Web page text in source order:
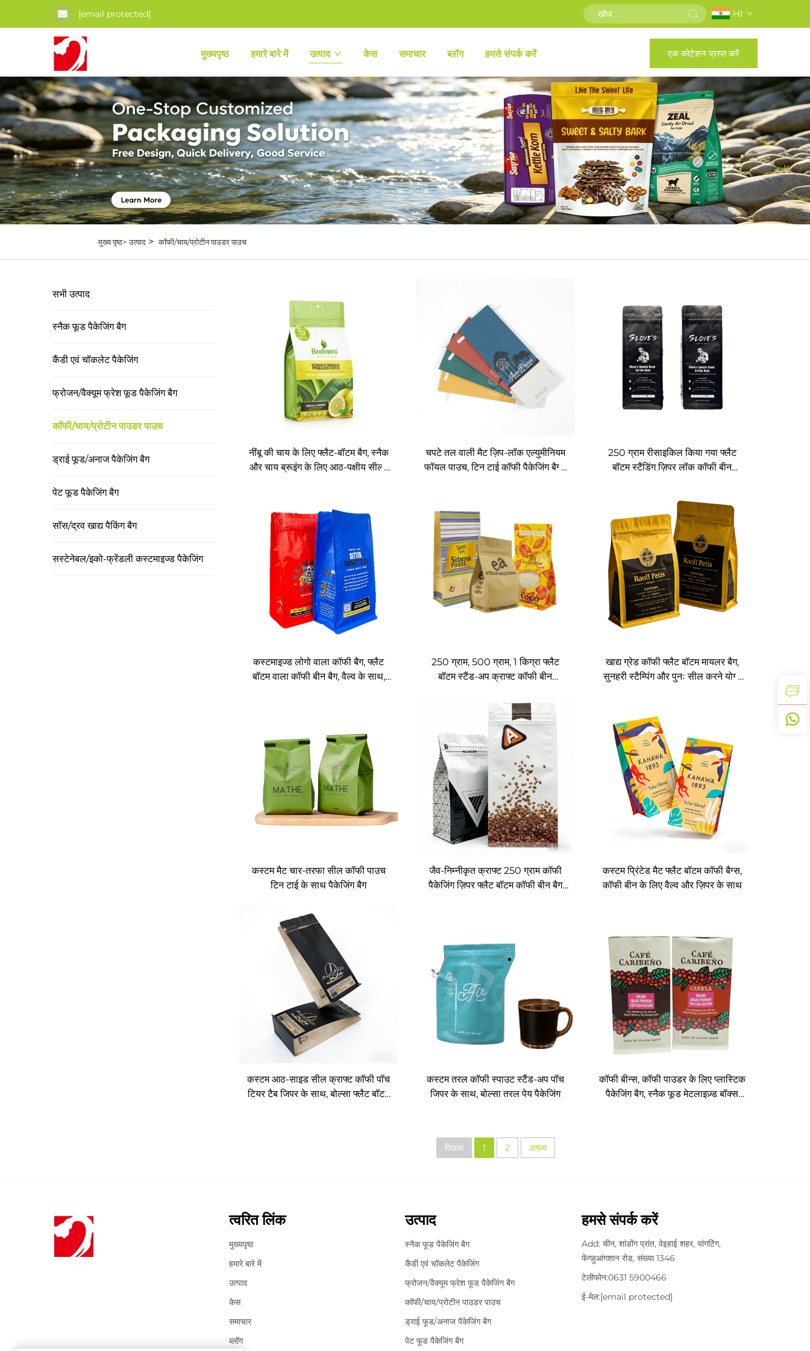
[email protected] HI
मुख्यपृष्ठ हमारे बारे में उत्पाद केस समाचार ब्लॉग हमसे संपर्क करें एक कोटेशन प्राप्त करें
मुख्य पृष्ठ> उत्पाद>कॉफी/चाय/प्रोटीन पाउडर पाउच
सभी उत्पाद
स्नैक फूड पैकेजिंग बैग
कैंडी एवं चॉकलेट पैकेजिंग
फ्रोजन/वैक्यूम फ्रेश फूड पैकेजिंग बैग
कॉफी/चाय/प्रोटीन पाउडर पाउच
ड्राई फूड/अनाज पैकेजिंग बैग
पेट फूड पैकेजिंग बैग
सॉस/द्रव खाद्य पैकिंग बैग
सस्टेनेबल/इको-फ्रेंडली कस्टमाइज्ड पैकेजिंग
नींबू की चाय के लिए फ्लैट-बॉटम बैग, स्नैक
और चाय ब्रूइंग के लिए आठ-पक्षीय सील्ड
चपटे तल वाली मैट ज़िप-लॉक एल्युमीनियम
फॉयल पाउच, टिन टाई कॉफी पैकेजिंग बैग्स
250 ग्राम रीसाइकिल किया गया फ्लैट
बॉटम स्टैंडिंग ज़िपर लॉक कॉफी बीन
कस्टमाइज्ड लोगो वाला कॉफी बैग, फ्लैट
बॉटम वाला कॉफी बीन बैग, वैल्व के साथ,
250 ग्राम, 500 ग्राम, 1 किग्रा फ्लैट
बॉटम स्टैंड-अप क्राफ्ट कॉफी बीन
खाद्य ग्रेड कॉफी फ्लैट बॉटम मायलर बैग,
सुनहरी स्टैम्पिंग और पुनः सील करने योग्य
कस्टम मैट चार-तरफा सील कॉफी पाउच
टिन टाई के साथ पैकेजिंग बैग
जैव-निम्नीकृत क्राफ्ट 250 ग्राम कॉफी
पैकेजिंग ज़िपर फ्लैट बॉटम कॉफी बीन बैग
कस्टम प्रिंटेड मैट फ्लैट बॉटम कॉफी बैग्स,
कॉफी बीन के लिए वैल्व और ज़िपर के साथ
कस्टम आठ-साइड सील क्राफ्ट कॉफी पॉच
टियर टैब जिपर के साथ, बोल्सा फ्लैट बॉटम
कस्टम तरल कॉफी स्पाउट स्टैंड-अप पॉच
जिपर के साथ, बोल्सा तरल पेय पैकेजिंग
कॉफी बीन्स, कॉफी पाउडर के लिए प्लास्टिक
पैकेजिंग बैग, स्नैक फूड मेटलाइज़्ड बॉक्स
पिछला 1 2 अगला
त्वरित लिंक
मुख्यपृष्ठ
हमारे बारे में
उत्पाद
केस
समाचार
ब्लॉग
उत्पाद
स्नैक फूड पैकेजिंग बैग
कैंडी एवं चॉकलेट पैकेजिंग
फ्रोजन/वैक्यूम फ्रेश फूड पैकेजिंग बैग
कॉफी/चाय/प्रोटीन पाउडर पाउच
ड्राई फूड/अनाज पैकेजिंग बैग
पेट फूड पैकेजिंग बैग
हमसे संपर्क करें
Add: चीन, शांडोंग प्रांत, वेइहाई शहर, यांगटिंग,
फेंगहुआंगशान रोड, संख्या 1346
टेलीफोन:0631 5900466
ई-मेल:[email protected]